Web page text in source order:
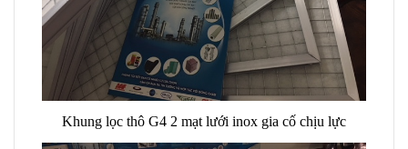
Khung lọc thô G4 2 mạt lưới inox gia cố chịu lực